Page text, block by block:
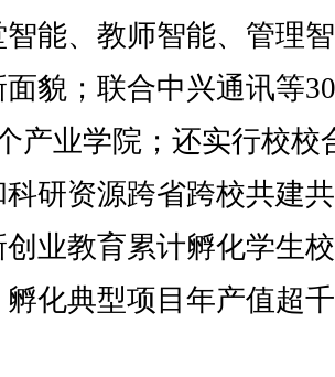
能、教师智能、管理
貌；联合中兴通讯等
产业学院；还实行校校
研资源跨省跨校共建
创业教育累计孵化学生
化典型项目年产值超